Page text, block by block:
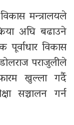
मन्त्रालयले
अघि बढाउने
विकास
पराजुलीले
खुल्ला गर्दै
सञ्चालन गर्न